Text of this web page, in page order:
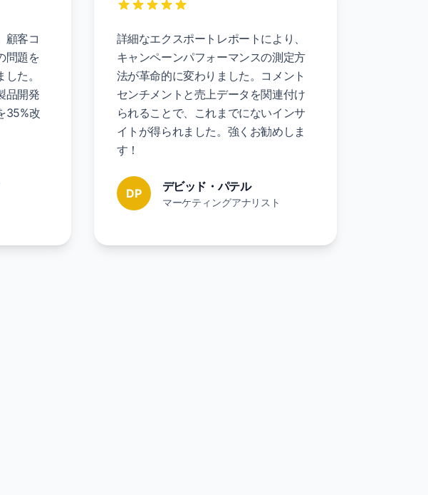
顧客コ
問題を
た。
品開発
35%改
詳細なエクスポートレポートにより、
キャンペーンパフォーマンスの測定方
法が革命的に変わりました。コメント
センチメントと売上データを関連付け
られることで、これまでにないインサ
イトが得られました。強くお勧めしま
す！
DP デビッド・パテル
マーケティングアナリスト